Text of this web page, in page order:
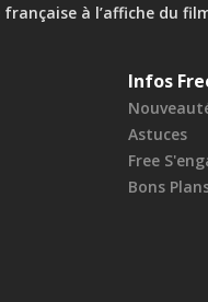
à l’affiche du
Infos
Astuces
Free
Bons